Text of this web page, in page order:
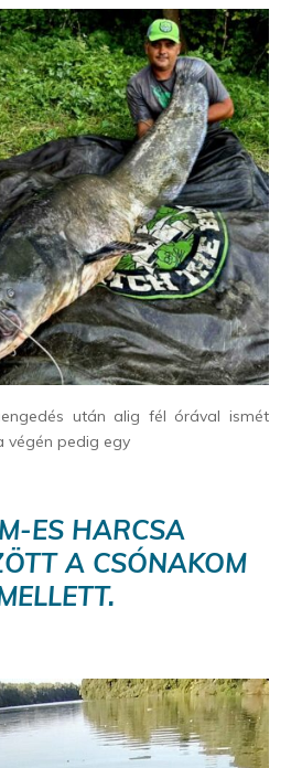
után alig fél órával ismét
végén pedig egy
ES HARCSA
A CSÓNAKOM